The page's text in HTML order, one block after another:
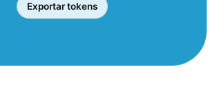
Exportar tokens